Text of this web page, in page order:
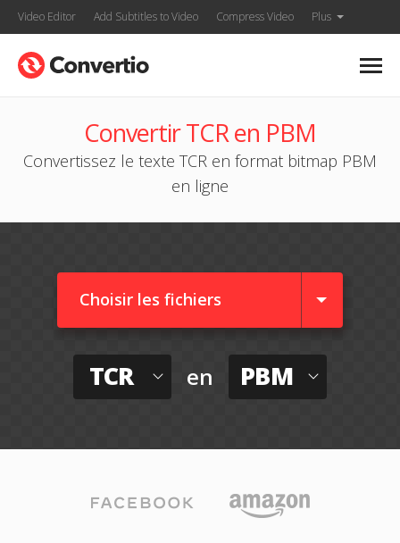
Video Editor Add Subtitles to Video Compress Video Plus
Convertir TCR en PBM
Convertissez le texte TCR en format bitmap PBM
en ligne
Choisir les fichiers
TCR en PBM